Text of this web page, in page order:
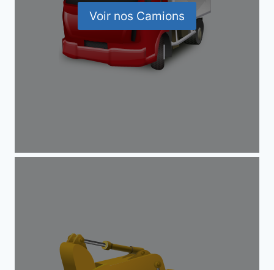
Voir nos Camions